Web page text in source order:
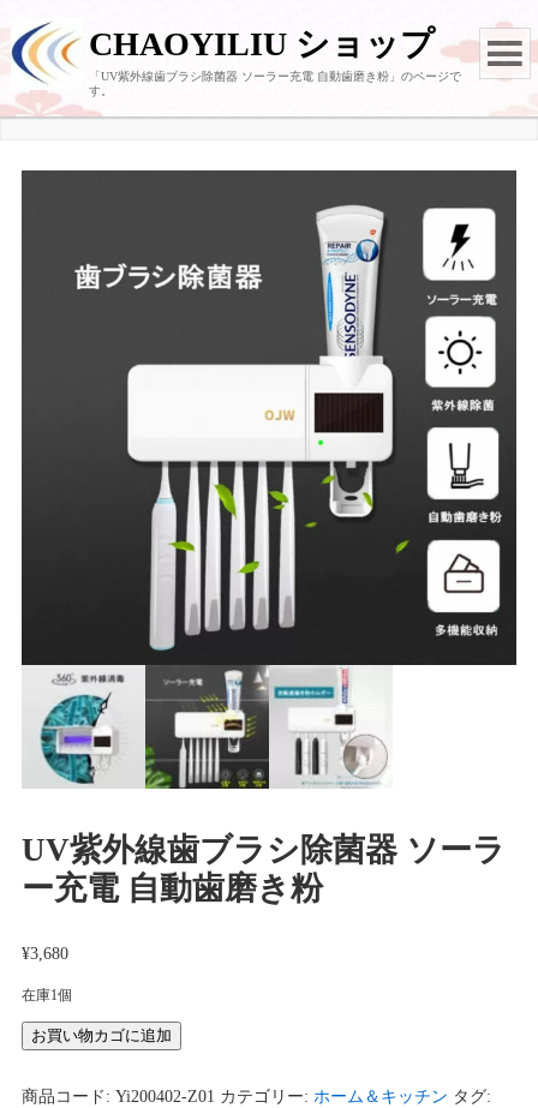
CHAOYILIU ショップ
「UV紫外線歯ブラシ除菌器 ソーラー充電 自動歯磨き粉」のページで
す。
UV紫外線歯ブラシ除菌器 ソーラ
ー充電 自動歯磨き粉
¥3,680
在庫1個
UV
外
お買い物カゴに追加
商品コード: Yi200402-Z01 カテゴリー: ホーム＆キッチン タグ: